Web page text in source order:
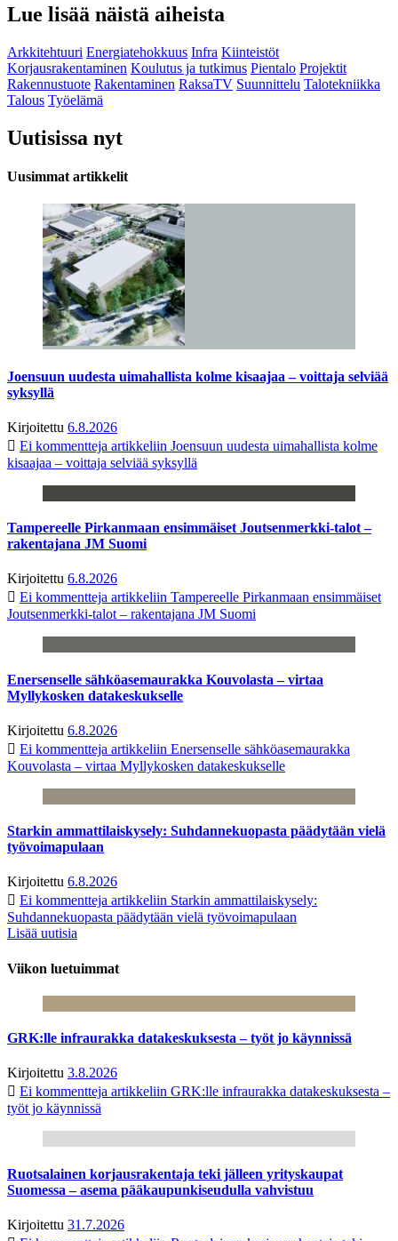
Lue lisää näistä aiheista
Arkkitehtuuri Energiatehokkuus Infra Kiinteistöt
Korjausrakentaminen Koulutus ja tutkimus Pientalo Projektit
Rakennustuote Rakentaminen RaksaTV Suunnittelu Talotekniikka
Talous Työelämä
Uutisissa nyt
Uusimmat artikkelit
Joensuun uudesta uimahallista kolme kisaajaa – voittaja selviää
syksyllä
Kirjoitettu 6.8.2026
Ei kommentteja artikkeliin Joensuun uudesta uimahallista kolme
kisaajaa – voittaja selviää syksyllä
Tampereelle Pirkanmaan ensimmäiset Joutsenmerkki-talot –
rakentajana JM Suomi
Kirjoitettu 6.8.2026
Ei kommentteja artikkeliin Tampereelle Pirkanmaan ensimmäiset
Joutsenmerkki-talot – rakentajana JM Suomi
Enersenselle sähköasemaurakka Kouvolasta – virtaa
Myllykosken datakeskukselle
Kirjoitettu 6.8.2026
Ei kommentteja artikkeliin Enersenselle sähköasemaurakka
Kouvolasta – virtaa Myllykosken datakeskukselle
Starkin ammattilaiskysely: Suhdannekuopasta päädytään vielä
työvoimapulaan
Kirjoitettu 6.8.2026
Ei kommentteja artikkeliin Starkin ammattilaiskysely:
Suhdannekuopasta päädytään vielä työvoimapulaan
Lisää uutisia
Viikon luetuimmat
GRK:lle infraurakka datakeskuksesta – työt jo käynnissä
Kirjoitettu 3.8.2026
Ei kommentteja artikkeliin GRK:lle infraurakka datakeskuksesta –
työt jo käynnissä
Ruotsalainen korjausrakentaja teki jälleen yrityskaupat
Suomessa – asema pääkaupunkiseudulla vahvistuu
Kirjoitettu 31.7.2026